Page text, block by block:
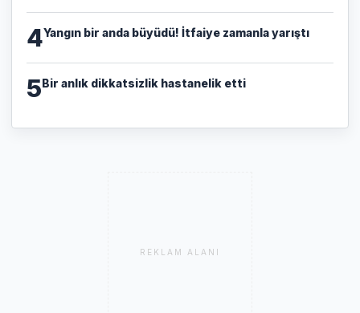
4Yangın bir anda büyüdü! İtfaiye zamanla yarıştı
5Bir anlık dikkatsizlik hastanelik etti
REKLAM ALANI